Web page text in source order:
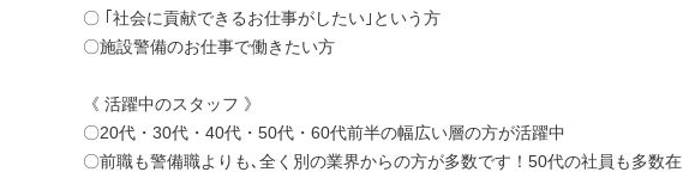
〇 ｢社会に貢献できるお仕事がしたい｣という方
〇施設警備のお仕事で働きたい方
《 活躍中のスタッフ 》
〇20代・30代・40代・50代・60代前半の幅広い層の方が活躍中
〇前職も警備職よりも､全く別の業界からの方が多数です！50代の社員も多数在